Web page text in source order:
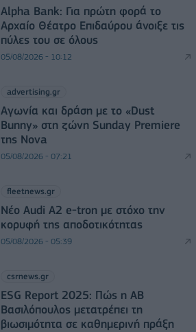
Alpha Bank: Για πρώτη φορά το
Αρχαίο Θέατρο Επιδαύρου άνοιξε τις
πύλες του σε όλους
05/08/2026 - 10:12
advertising.gr
Αγωνία και δράση με το «Dust
Bunny» στη ζώνη Sunday Premiere
της Nova
05/08/2026 - 07:21
fleetnews.gr
Νέο Audi A2 e-tron με στόχο την
κορυφή της αποδοτικότητας
05/08/2026 - 05:39
csrnews.gr
ESG Report 2025: Πώς η ΑΒ
Βασιλόπουλος μετατρέπει τη
βιωσιμότητα σε καθημερινή πράξη